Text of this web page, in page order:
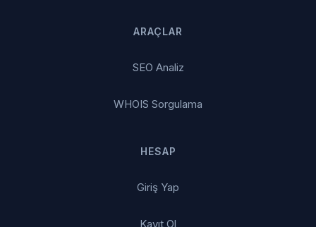
ARAÇLAR
SEO Analiz
WHOIS Sorgulama
HESAP
Giriş Yap
Kayıt Ol